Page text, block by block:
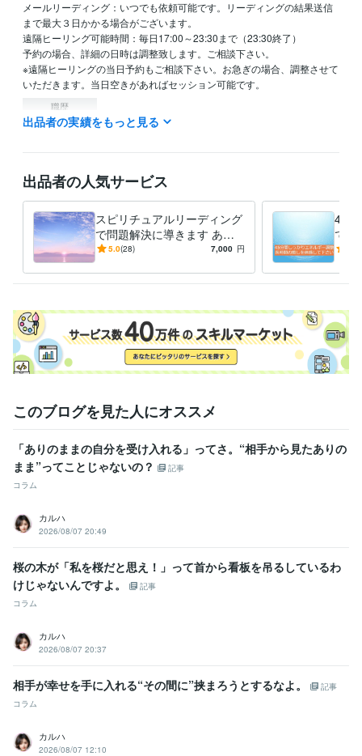
メールリーディング：いつでも依頼可能です。リーディングの結果送信
まで最大３日かかる場合がございます。
遠隔ヒーリング可能時間：毎日17:00～23:30まで（23:30終了）
予約の場合、詳細の日時は調整致します。ご相談下さい。
※遠隔ヒーリングの当日予約もご相談下さい。お急ぎの場合、調整させて
いただきます。当日空きがあればセッション可能です。
職歴
healing space kazu 2011年9月 ~ 現在
資格・検定
悩み相談・カウンセリング 心や体の不調の緩和
癒し ヒーリング
占い 人間関係、ツインレイ、恋愛、仕事、病気
人生 愛 仕事 性格
学歴
出品者の実績をもっと見る
出品者の人気サービス
スピリチュアルリーディング
で問題解決に導きます あな
たのお悩みに対して適切なア
5.0(28) 7,000 円
45分
で、
体が
このブログを見た人にオススメ
「ありのままの自分を受け入れる」ってさ。“相手から見たありの
まま”ってことじゃないの？
記事
コラム
カルハ
2026/08/07 20:49
桜の木が「私を桜だと思え！」って首から看板を吊るしているわ
けじゃないんですよ。
記事
コラム
カルハ
2026/08/07 20:37
相手が幸せを手に入れる“その間に”挟まろうとするなよ。
記事
コラム
カルハ
2026/08/07 12:10